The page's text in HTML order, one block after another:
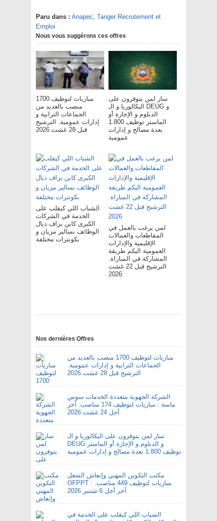
Paru dans : Anapec, Tanger Recrutement et
Emploi
Nous vous suggérons ces offres
مباريات لتوظيف 1700
منصب بالعديد من
الجماعات الترابية و
إدارات عمومية. الترشيح
قبل 28 غشت 2026
سار لمن يتوفرون على
البكالوريا و الـ DEUG و
الدبلوم و الإجازة أو
الماستر توظيف 1.800
بعدة مصالح و إدارات
عمومية
الشباب اللي كيقلب على
الخدمة في الشركات
الكبرى كاين بزاف ديال
الوظائف بسالير مزيان و
بكونترات مختلفة
لمن يرغب بالعمل في
المقاطعات والعمالات
الإقليمية والإدارات
العمومية اليكم طريقة
المشاركة في المباراة.
الترشيح قبل 22 غشت
2026
Nos dernières Offres
مباريات لتوظيف 1700 منصب بالعديد من
الجماعات الترابية و إدارات عمومية.
الترشيح قبل 28 غشت 2026
الشركة الجهوية متعددة الخدمات سوس
ماسة : مباريات لتوظيف 174 مناصب. آخر
أجل 24 غشت 2026
سار لمن يتوفرون على البكالوريا و الـ
DEUG و الدبلوم و الإجازة أو الماستر
توظيف 1.800 بعدة مصالح و إدارات عمومية
مكتب التكوين المهني وإنعاش الشغل
OFPPT : مباريات لتوظيف 449 مناصب.
آخر أجل 6 شتنبر 2026
الشباب اللي كيقلب على الخدمة في